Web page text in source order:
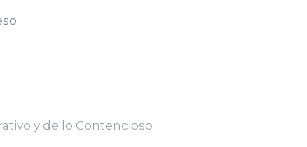
y de lo Contencioso